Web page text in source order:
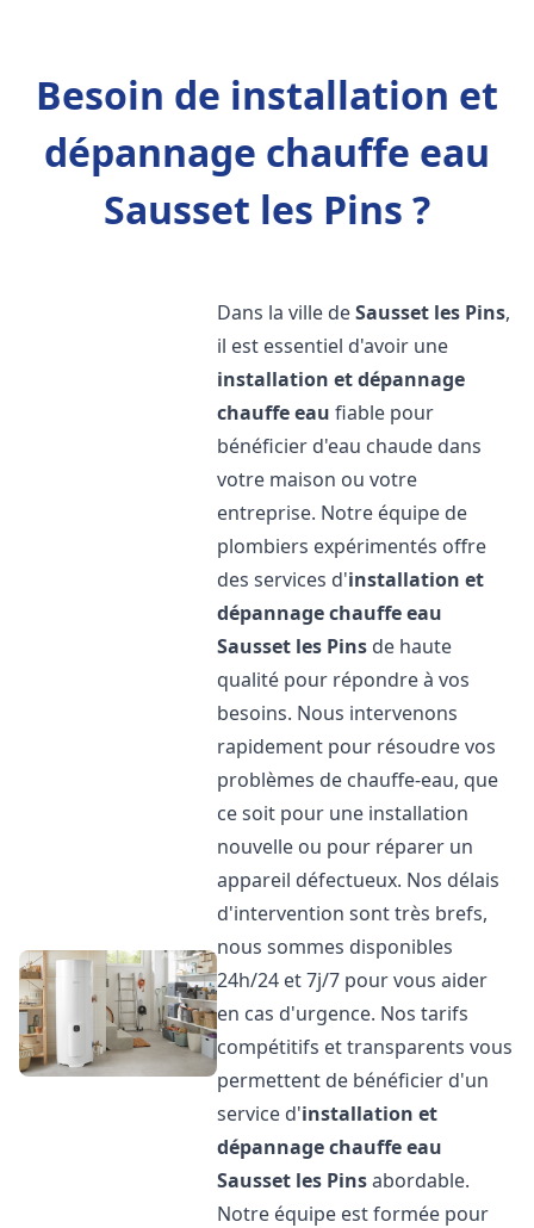
Besoin de installation et
dépannage chauffe eau
Sausset les Pins ?
Dans la ville deSausset les Pins,
il est essentiel d'avoir une
installation et dépannage
chauffe eau fiable pour
bénéficier d'eau chaude dans
votre maison ou votre
entreprise. Notre équipe de
plombiers expérimentés offre
des services d'installation et
dépannage chauffe eau
Sausset les Pins de haute
qualité pour répondre à vos
besoins. Nous intervenons
rapidement pour résoudre vos
problèmes de chauffe-eau, que
ce soit pour une installation
nouvelle ou pour réparer un
appareil défectueux. Nos délais
d'intervention sont très brefs,
nous sommes disponibles
24h/24 et 7j/7 pour vous aider
en cas d'urgence. Nos tarifs
compétitifs et transparents vous
permettent de bénéficier d'un
service d'installation et
dépannage chauffe eau
Sausset les Pinsabordable.
Notre équipe est formée pour